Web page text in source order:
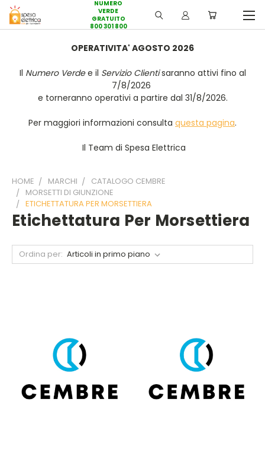
NUMERO
VERDE
GRATUITO
800 301 800
OPERATIVITA' AGOSTO 2026
Il Numero Verdee il Servizio Clientisaranno attivi fino al
7/8/2026
e torneranno operativi a partire dal 31/8/2026.
Per maggiori informazioni consulta questa pagina.
Il Team di Spesa Elettrica
HOME MARCHI
CATALOGO CEMBRE
MORSETTI DI GIUNZIONE
ETICHETTATURA PER MORSETTIERA
Etichettatura Per Morsettiera
Ordina per: